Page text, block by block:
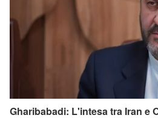
Gharibabadi: L'intesa tra Iran e